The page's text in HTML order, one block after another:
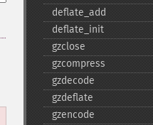
deflate_​add
deflate_​init
gzclose
gzcompress
gzdecode
gzdeflate
gzencode